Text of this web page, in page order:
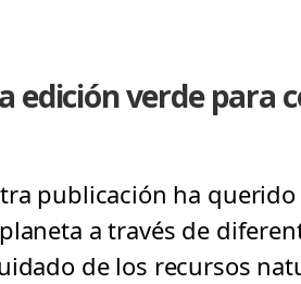
edición verde para
publicación ha
a través de
de los recursos